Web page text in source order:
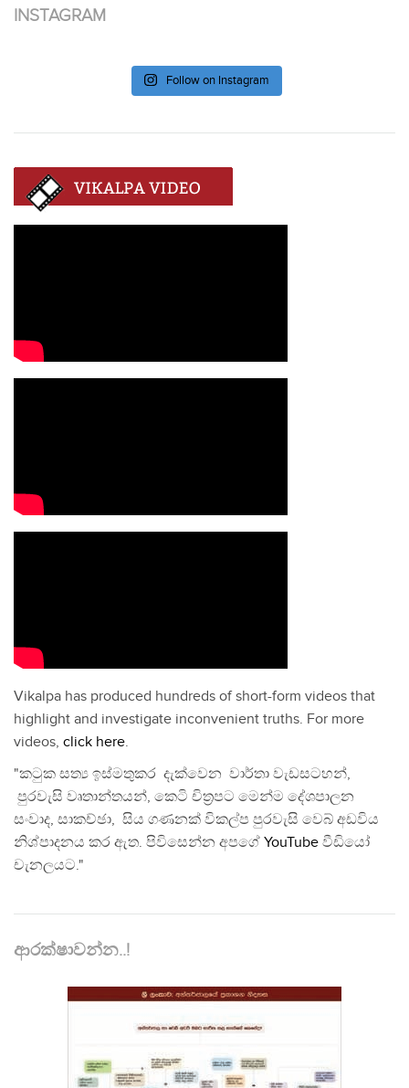
INSTAGRAM
Follow on Instagram
Vikalpa has produced hundreds of short-form videos that
highlight and investigate inconvenient truths. For more
videos, click here.
"කටුක සත්‍ය ඉස්මතුකර දැක්වෙන වාර්තා වැඩසටහන්,
පුරවැසි වෘතාන්තයන්, කෙටි චිත්‍රපට මෙන්ම දේශපාලන
සංවාද, සාකච්ඡා, සිය ගණනක් විකල්ප පුරවැසි වෙබ් අඩවිය
නිශ්පාදනය කර ඇත. පිවිසෙන්න අපගේ YouTube වීඩියෝ
චැනලයට."
ආරක්ෂාවන්න..!